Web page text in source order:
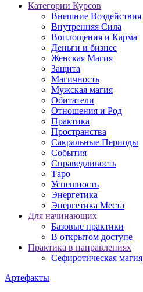
Категории Курсов
Внешние Воздействия
Внутренняя Сила
Воплощения и Карма
Деньги и бизнес
Женская Магия
Защита
Магичность
Мужская магия
Обитатели
Отношения и Род
Практика
Пространства
Сакральные Периоды
События
Справедливость
Таро
Успешность
Энергетика
Энергетика Места
Для начинающих
Базовые практики
В открытом доступе
Практика в направлениях
Сефиротическая магия
Артефакты